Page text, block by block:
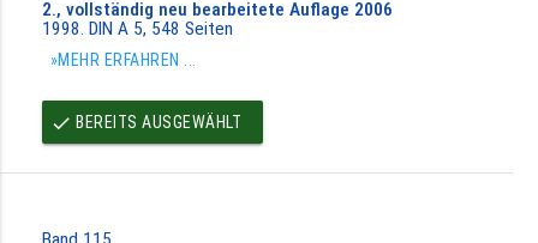
2., vollständig neu bearbeitete Auflage 2006
1998. DIN A 5, 548 Seiten
»MEHR ERFAHREN ...
done BEREITS AUSGEWÄHLT